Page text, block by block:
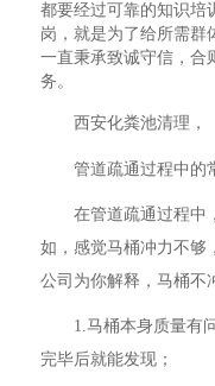
都要经过可靠的知识培
岗，就是为了给所需群
一直秉承致诚守信，合
务。
西安化粪池清理，
管道疏通过程中的
在管道疏通过程中
如，感觉马桶冲力不够
公司为你解释，马桶不
1.马桶本身质量有
完毕后就能发现；